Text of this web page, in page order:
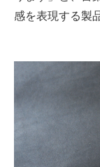
感を表現する製